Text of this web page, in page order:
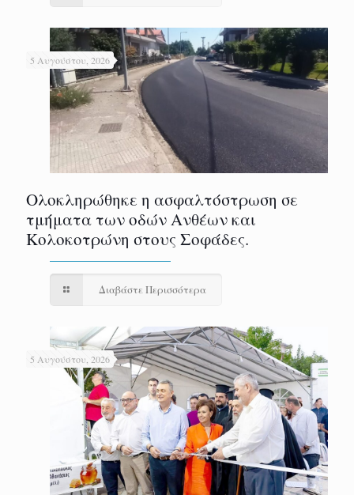
5 Αυγούστου, 2026
Ολοκληρώθηκε η ασφαλτόστρωση σε
τμήματα των οδών Ανθέων και
Κολοκοτρώνη στους Σοφάδες.
Διαβάστε Περισσότερα
5 Αυγούστου, 2026